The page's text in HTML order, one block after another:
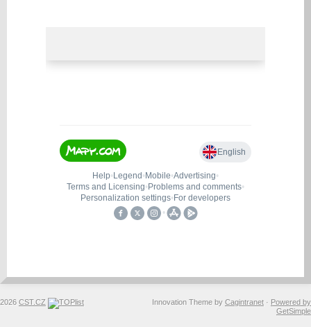
2026 CST.CZ Innovation Theme by Cagintranet · Powered by
GetSimple